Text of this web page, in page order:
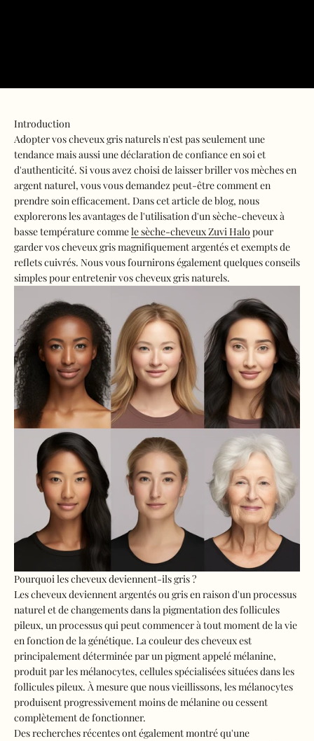
Introduction
Adopter vos cheveux gris naturels n'est pas seulement une
tendance mais aussi une déclaration de confiance en soi et
d'authenticité. Si vous avez choisi de laisser briller vos mèches en
argent naturel, vous vous demandez peut-être comment en
prendre soin efficacement. Dans cet article de blog, nous
explorerons les avantages de l'utilisation d'un sèche-cheveux à
basse température commele sèche-cheveux Zuvi Halo pour
garder vos cheveux gris magnifiquement argentés et exempts de
reflets cuivrés. Nous vous fournirons également quelques conseils
simples pour entretenir vos cheveux gris naturels.
Pourquoi les cheveux deviennent-ils gris ?
Les cheveux deviennent argentés ou gris en raison d'un processus
naturel et de changements dans la pigmentation des follicules
pileux, un processus qui peut commencer à tout moment de la vie
en fonction de la génétique. La couleur des cheveux est
principalement déterminée par un pigment appelé mélanine,
produit par les mélanocytes, cellules spécialisées situées dans les
follicules pileux. À mesure que nous vieillissons, les mélanocytes
produisent progressivement moins de mélanine ou cessent
complètement de fonctionner.
Des recherches récentes ont également montré qu'une